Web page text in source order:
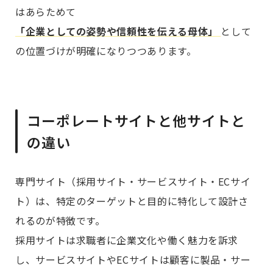
はあらためて
「企業としての姿勢や信頼性を伝える母体」
として
の位置づけが明確になりつつあります。
コーポレートサイトと他サイトと
の違い
専門サイト（採用サイト・サービスサイト・ECサイ
ト）は、特定のターゲットと目的に特化して設計さ
れるのが特徴です。
採用サイトは求職者に企業文化や働く魅力を訴求
し、サービスサイトやECサイトは顧客に製品・サー